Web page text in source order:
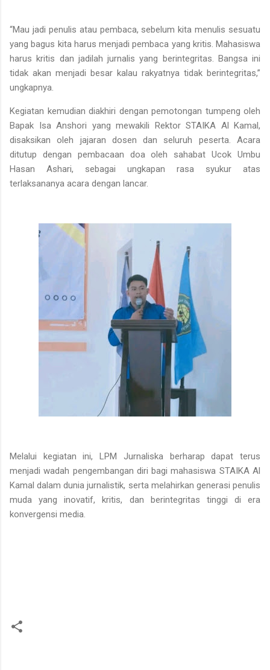
“Mau jadi penulis atau pembaca, sebelum kita menulis sesuatu
yang bagus kita harus menjadi pembaca yang kritis. Mahasiswa
harus kritis dan jadilah jurnalis yang berintegritas. Bangsa ini
tidak akan menjadi besar kalau rakyatnya tidak berintegritas,”
ungkapnya.
Kegiatan kemudian diakhiri dengan pemotongan tumpeng oleh
Bapak Isa Anshori yang mewakili Rektor STAIKA Al Kamal,
disaksikan oleh jajaran dosen dan seluruh peserta. Acara
ditutup dengan pembacaan doa oleh sahabat Ucok Umbu
Hasan Ashari, sebagai ungkapan rasa syukur atas
terlaksananya acara dengan lancar.
Melalui kegiatan ini, LPM Jurnaliska berharap dapat terus
menjadi wadah pengembangan diri bagi mahasiswa STAIKA Al
Kamal dalam dunia jurnalistik, serta melahirkan generasi penulis
muda yang inovatif, kritis, dan berintegritas tinggi di era
konvergensi media.